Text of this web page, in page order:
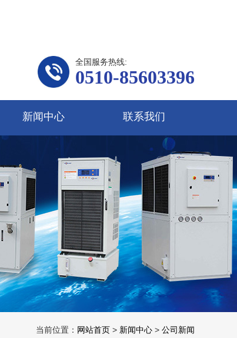
全国服务热线:
0510-85603396
新闻中心 联系我们
当前位置： 网站首页 > 新闻中心 > 公司新闻